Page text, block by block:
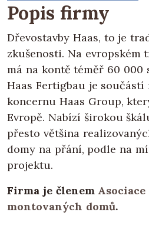
Popis firmy
Dřevostavby Haas, to je
zkušenosti. Na evropském
má na kontě téměř 60 000
Haas Fertigbau je součástí
koncernu Haas Group,
Evropě. Nabízí širokou
přesto většina
domy na přání, podle na
projektu.
Firma je členem
montovaných domů.